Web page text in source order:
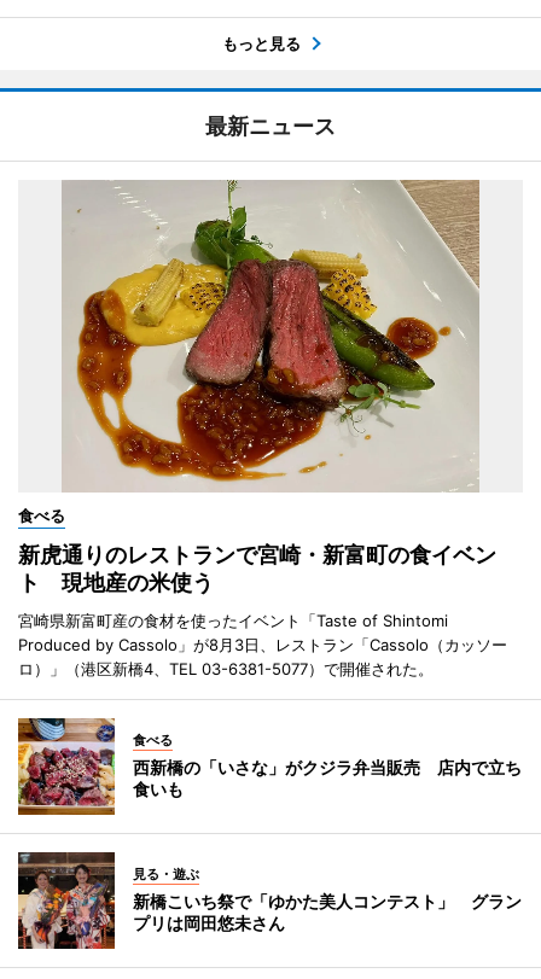
もっと見る
最新ニュース
食べる
新虎通りのレストランで宮崎・新富町の食イベン
ト 現地産の米使う
宮崎県新富町産の食材を使ったイベント「Taste of Shintomi
Produced by Cassolo」が8月3日、レストラン「Cassolo（カッソー
ロ）」（港区新橋4、TEL 03-6381-5077）で開催された。
食べる
西新橋の「いさな」がクジラ弁当販売 店内で立ち
食いも
見る・遊ぶ
新橋こいち祭で「ゆかた美人コンテスト」 グラン
プリは岡田悠未さん